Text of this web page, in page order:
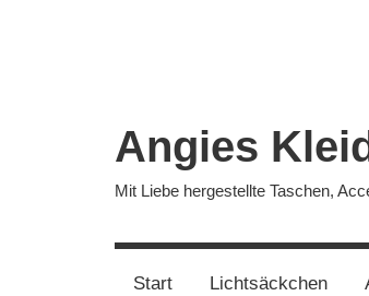
Angies
Mit Liebe hergestellte Taschen,
Start Lichtsäckchen